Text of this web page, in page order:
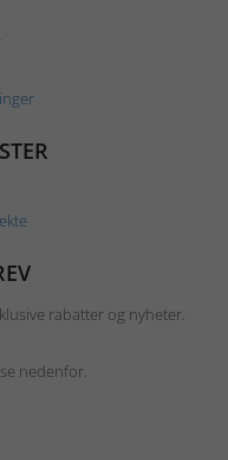
rabatter og nyheter.
nedenfor.